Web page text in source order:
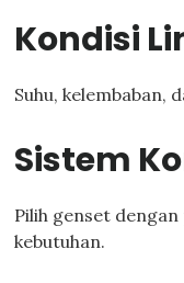
Kondisi
Suhu, kelembaban,
Sistem
Pilih genset
kebutuhan.